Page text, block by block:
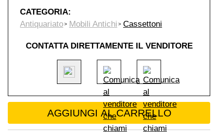
CATEGORIA:
Antiquariato
Mobili Antichi Cassettoni
CONTATTA DIRETTAMENTE IL VENDITORE
Cassettone antico in noce intarsiato secolo
AGGIUNGI AL CARRELLO